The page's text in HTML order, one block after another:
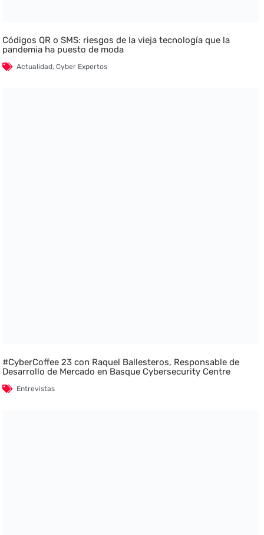
Códigos QR o SMS: riesgos de la vieja tecnología que la
pandemia ha puesto de moda
Actualidad,Cyber Expertos
#CyberCoffee 23 con Raquel Ballesteros, Responsable de
Desarrollo de Mercado en Basque Cybersecurity Centre
Entrevistas